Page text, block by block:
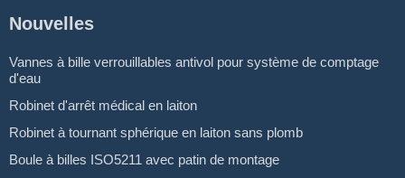
Nouvelles
Vannes à bille verrouillables antivol pour système de comptage
d'eau
Robinet d'arrêt médical en laiton
Robinet à tournant sphérique en laiton sans plomb
Boule à billes ISO5211 avec patin de montage